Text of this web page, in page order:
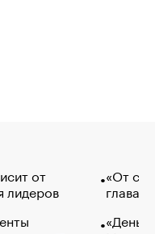
от
лидеров
«От
глава